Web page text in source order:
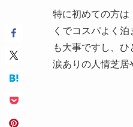
特に初めての方は
くでコスパよく
も大事ですし、
涙ありの人情芝居